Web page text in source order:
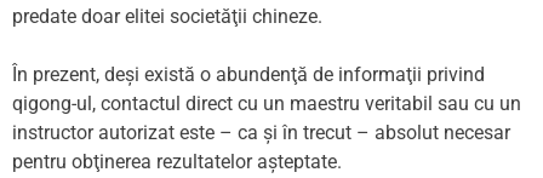
predate doar elitei societăţii chineze.
În prezent, deşi există o abundenţă de informaţii privind
qigong-ul, contactul direct cu un maestru veritabil sau cu un
instructor autorizat este – ca şi în trecut – absolut necesar
pentru obţinerea rezultatelor aşteptate.